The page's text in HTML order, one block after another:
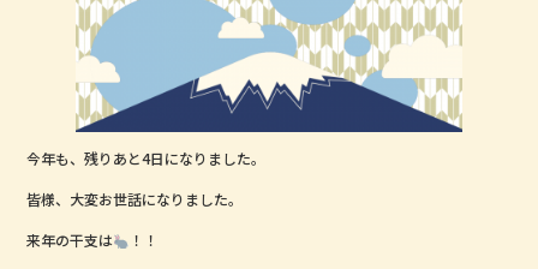
今年も、残りあと4日になりました。
皆様、大変お世話になりました。
来年の干支は
！！